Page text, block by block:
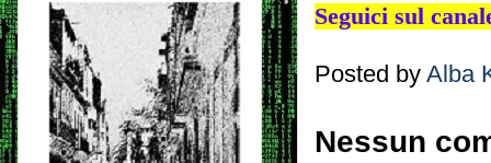
Seguici sul
Posted by Alba
Nessun